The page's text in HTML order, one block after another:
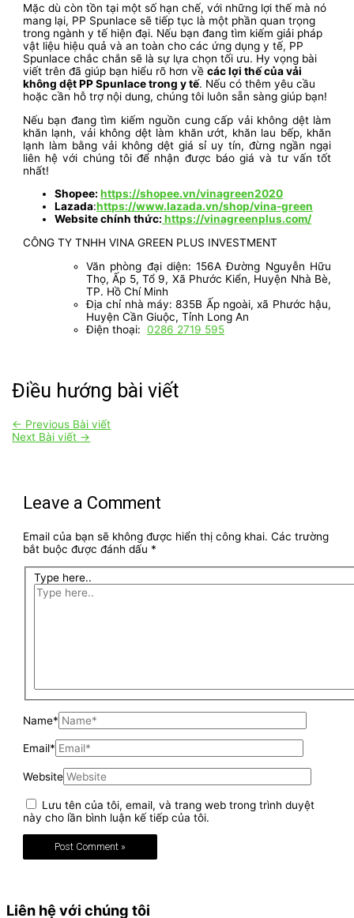
Mặc dù còn tồn tại một số hạn chế, với những lợi thế mà nó
mang lại, PP Spunlace sẽ tiếp tục là một phần quan trọng
trong ngành y tế hiện đại. Nếu bạn đang tìm kiếm giải pháp
vật liệu hiệu quả và an toàn cho các ứng dụng y tế, PP
Spunlace chắc chắn sẽ là sự lựa chọn tối ưu. Hy vọng bài
viết trên đã giúp bạn hiểu rõ hơn vềcác lợi thế của vải
không dệt PP Spunlace trong y tế. Nếu có thêm yêu cầu
hoặc cần hỗ trợ nội dung, chúng tôi luôn sẵn sàng giúp bạn!
Nếu bạn đang tìm kiếm nguồn cung cấp vải không dệt làm
khăn lạnh, vải không dệt làm khăn ướt, khăn lau bếp, khăn
lạnh làm bằng vải không dệt giá sỉ uy tín, đừng ngần ngại
liên hệ với chúng tôi để nhận được báo giá và tư vấn tốt
nhất!
Shopee:https://shopee.vn/vinagreen2020
Lazada:https://www.lazada.vn/shop/vina-green
Website chính thức: https://vinagreenplus.com/
CÔNG TY TNHH VINA GREEN PLUS INVESTMENT
Văn phòng đại diện: 156A Đường Nguyễn Hữu
Thọ, Ấp 5, Tổ 9, Xã Phước Kiển, Huyện Nhà Bè,
TP. Hồ Chí Minh
Địa chỉ nhà máy: 835B Ấp ngoài, xã Phước hậu,
Huyện Cần Giuộc, Tỉnh Long An
Điện thoại:0286 2719 595
Điều hướng bài viết
← Previous Bài viết
Next Bài viết →
Leave a Comment
Email của bạn sẽ không được hiển thị công khai. Các trường
bắt buộc được đánh dấu *
Type here..
Name*
Email*
Website
Lưu tên của tôi, email, và trang web trong trình duyệt
này cho lần bình luận kế tiếp của tôi.
Liên hệ với chúng tôi